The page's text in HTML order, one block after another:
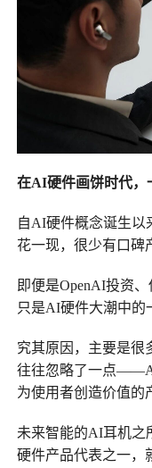
在AI硬件画饼时代，
自AI硬件概念诞生以
花一现，很少有口碑
即便是OpenAI投资
只是AI硬件大潮中的
究其原因，主要是很
往往忽略了一点
为使用者创造价值的
未来智能的AI耳机之
硬件产品代表之一，